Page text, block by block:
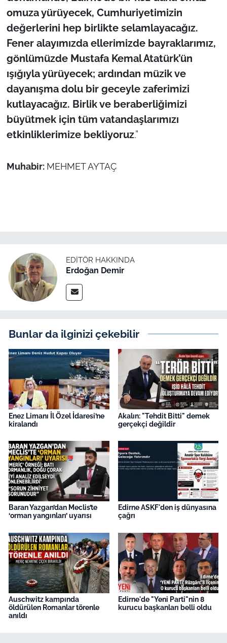
omuza yürüyecek, Cumhuriyetimizin
değerlerini hep birlikte selamlayacağız.
Fener alayımızda ellerimizde bayraklarımız,
gönlümüzde Mustafa Kemal Atatürk’ün
ışığıyla yürüyecek; ardından müzik ve
dayanışma dolu bir geceyle zaferimizi
kutlayacağız. Birlik ve beraberliğimizi
büyütmek için tüm vatandaşlarımızı
etkinliklerimize bekliyoruz.”
Muhabir: MEHMET AYTAÇ
EDITÖR HAKKINDA
Erdoğan Demir
Bunlar da ilginizi çekebilir
Enez Limanı İl Özel İdaresi’ne
kiralandı
Akalın: "Tehdit Bitti" demek
gerçekçi değildir
Baran Yazgan’dan Meclis’te
‘orman yangınları’ uyarısı
Edirne ASKF'den iş dünyasına
çağrı
Auschwitz kampında
öldürülen Romanlar törenle
anıldı
Edirne'de "Yeni Parti"nin 8
kurucu başkanları belli oldu